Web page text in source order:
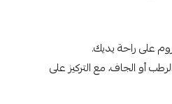
على راحة يديك.
أو الجاف، مع التركيز على